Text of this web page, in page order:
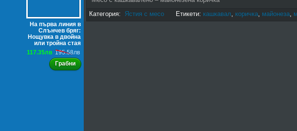
На първа линия в
Слънчев бряг:
Нощувка в двойна
или тройна стая
117.35лв 195.58лв
Грабни
Категория: Ястия с месо Етикети: кашкавал, коричка, майонеза,